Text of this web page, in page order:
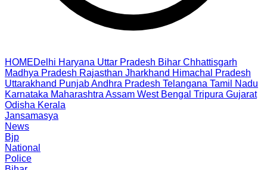
HOMEDelhi Haryana Uttar Pradesh Bihar Chhattisgarh
Madhya Pradesh Rajasthan Jharkhand Himachal Pradesh
Uttarakhand PunjabAndhra Pradesh Telangana Tamil Nadu
Karnataka Maharashtra Assam West Bengal Tripura Gujarat
Odisha Kerala
Jansamasya
News
Bjp
National
Police